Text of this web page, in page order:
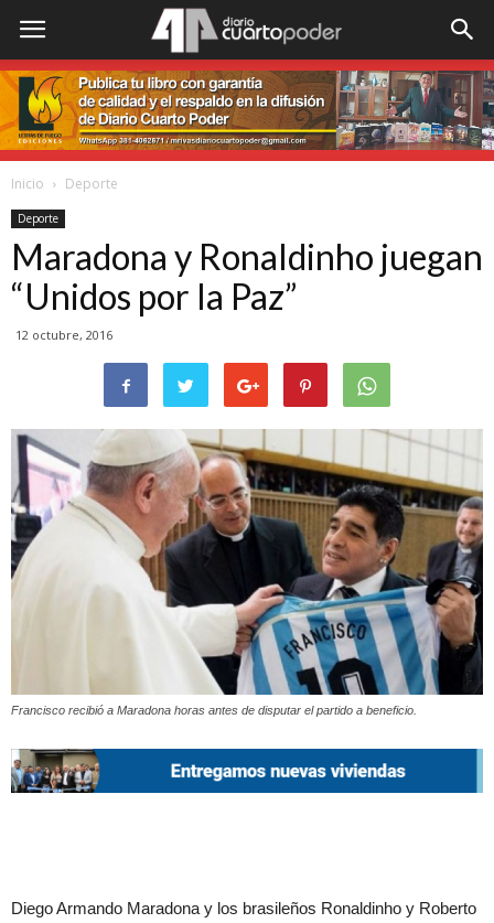
Inicio Deporte
Deporte
Maradona y Ronaldinho juegan
“Unidos por la Paz”
12 octubre, 2016
Francisco recibió a Maradona horas antes de disputar el partido a beneficio.
Diego Armando Maradona y los brasileños Ronaldinho y Roberto